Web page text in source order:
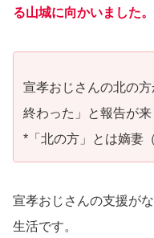
る山城に向かいました。
宣孝おじさんの北の
終わった」と報告が来
*「北の方」とは嫡妻
宣孝おじさんの支援が
生活です。